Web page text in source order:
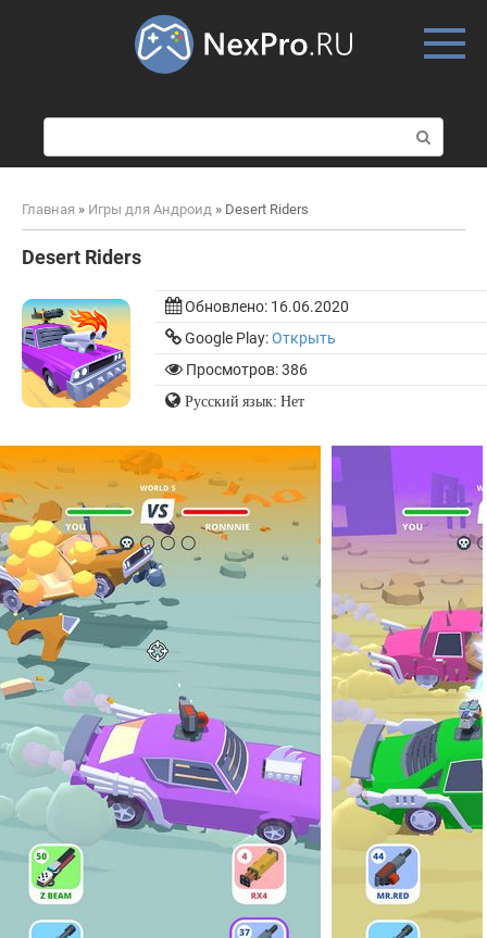
о
и
к
Главная » Игры для Андроид » Desert Riders
Desert Riders
Обновлено: 16.06.2020
Google Play:Открыть
Просмотров: 386
Русский язык: Нет